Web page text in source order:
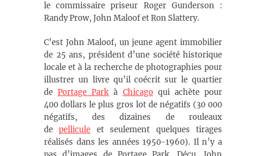
le commissaire priseur Roger Gunderson:
Randy Prow, John Maloof et Ron Slattery.
C’est John Maloof, un jeune agent immobilier
de 25 ans, président d’une société historique
locale et à la recherche de photographies pour
illustrer un livre qu’il coécrit sur le quartier
dePortage Park à Chicagoqui achètepour
400 dollars le plus gros lot de négatifs (30 000
négatifs, des dizaines de rouleaux
depellicule et seulement quelques tirages
réalisés dans les années 1950-1960). Il n’y a